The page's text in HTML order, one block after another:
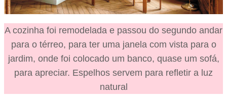
A cozinha foi remodelada e passou do segundo andar
para o térreo, para ter uma janela com vista para o
jardim, onde foi colocado um banco, quase um sofá,
para apreciar. Espelhos servem para refletir a luz
natural